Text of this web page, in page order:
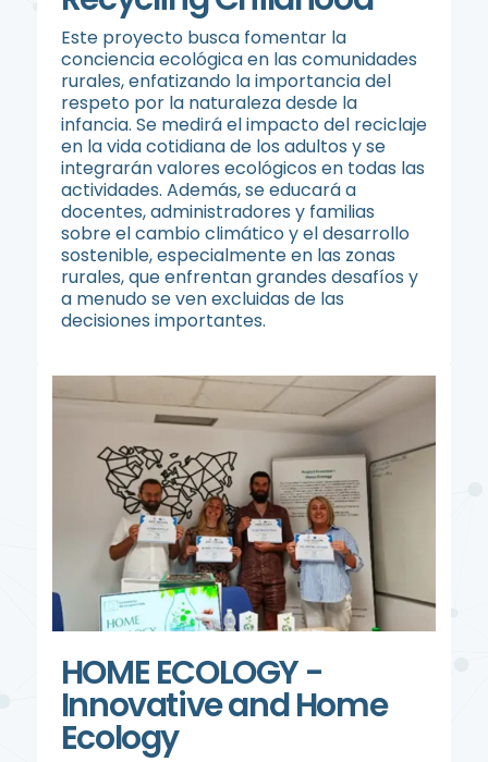
Este proyecto busca fomentar la
conciencia ecológica en las comunidades
rurales, enfatizando la importancia del
respeto por la naturaleza desde la
infancia. Se medirá el impacto del reciclaje
en la vida cotidiana de los adultos y se
integrarán valores ecológicos en todas las
actividades. Además, se educará a
docentes, administradores y familias
sobre el cambio climático y el desarrollo
sostenible, especialmente en las zonas
rurales, que enfrentan grandes desafíos y
a menudo se ven excluidas de las
decisiones importantes.
HOME ECOLOGY -
Innovative and Home
Ecology